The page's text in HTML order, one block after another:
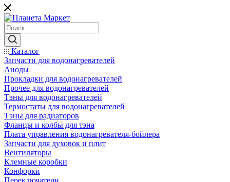
Каталог
Запчасти для водонагревателей
Аноды
Прокладки для водонагревателей
Прочее для водонагревателей
Тэны для водонагревателей
Термостаты для водонагревателей
Тэны для радиаторов
Фланцы и колбы для тэна
Плата управления водонагревателя-бойлера
Запчасти для духовок и плит
Вентиляторы
Клемные коробки
Конфорки
Переключатели